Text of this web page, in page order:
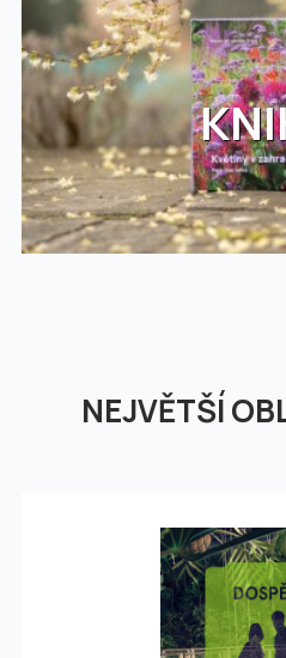
NEJVĚTŠÍ